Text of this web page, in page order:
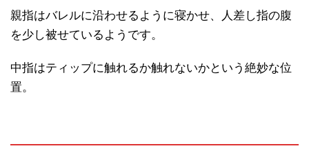
親指はバレルに沿わせるように寝かせ、人差し指の腹
を少し被せているようです。
中指はティップに触れるか触れないかという絶妙な位
置。